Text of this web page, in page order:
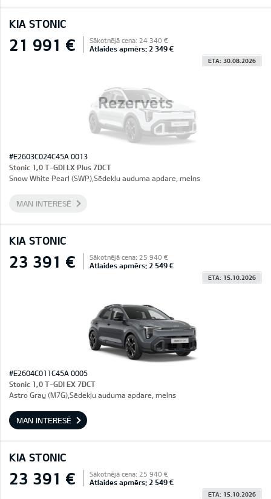
KIA STONIC
Rezervēts
21 991 € Sākotnējā cena: 24 340 €
Atlaides apmērs: 2 349 €
ETA: 30.08.2026
#E2603C024C45A 0013
Stonic 1,0 T-GDI LX Plus 7DCT
Snow White Pearl (SWP),Sēdekļu auduma apdare, melns
MAN INTERESĒ
KIA STONIC
23 391 € Sākotnējā cena: 25 940 €
Atlaides apmērs: 2 549 €
ETA: 15.10.2026
#E2604C011C45A 0005
Stonic 1,0 T-GDI EX 7DCT
Astro Gray (M7G),Sēdekļu auduma apdare, melns
MAN INTERESĒ
KIA STONIC
23 391 € Sākotnējā cena: 25 940 €
Atlaides apmērs: 2 549 €
ETA: 15.10.2026